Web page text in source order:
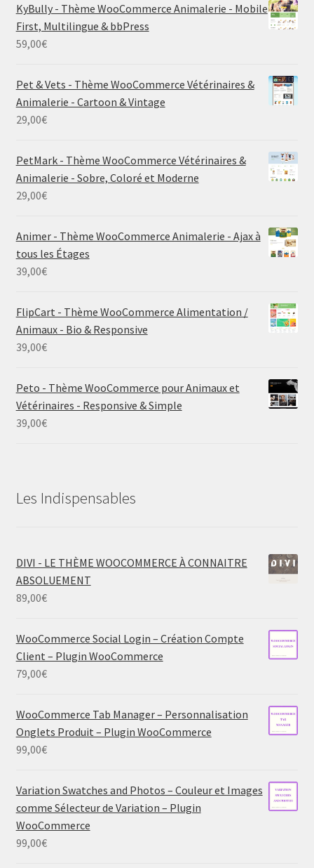
KyBully - Thème WooCommerce Animalerie - Mobile
First, Multilingue & bbPress
59,00€
Pet & Vets - Thème WooCommerce Vétérinaires &
Animalerie - Cartoon & Vintage
29,00€
PetMark - Thème WooCommerce Vétérinaires &
Animalerie - Sobre, Coloré et Moderne
29,00€
Animer - Thème WooCommerce Animalerie - Ajax à
tous les Étages
39,00€
FlipCart - Thème WooCommerce Alimentation /
Animaux - Bio & Responsive
39,00€
Peto - Thème WooCommerce pour Animaux et
Vétérinaires - Responsive & Simple
39,00€
Les Indispensables
DIVI - LE THÈME WOOCOMMERCE À CONNAITRE
ABSOLUEMENT
89,00€
WooCommerce Social Login – Création Compte
Client – Plugin WooCommerce
79,00€
WooCommerce Tab Manager – Personnalisation
Onglets Produit – Plugin WooCommerce
99,00€
Variation Swatches and Photos – Couleur et Images
comme Sélecteur de Variation – Plugin
WooCommerce
99,00€